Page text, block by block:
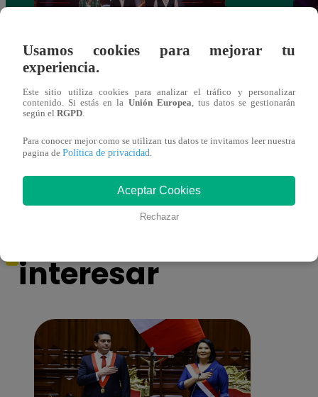
Yo Soy GRANDES BATALLAS: ¡El
mantuvo su silla de consagrado!
Yo
También te puede
interesar
Usamos cookies para mejorar tu
experiencia.
Este sitio utiliza cookies para analizar el tráfico y personalizar
contenido. Si estás en la Unión Europea, tus datos se gestionarán
según el RGPD.
Para conocer mejor como se utilizan tus datos te invitamos leer nuestra
pagina de Política de privacidad.
Aceptar Cookies
Rechazar